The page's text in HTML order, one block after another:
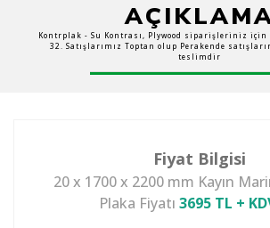
Kontrplak - Su Kontrası, Plywood siparişleriniz için
32. Satışlarımız Toptan olup Perakende
teslimdir
Fiyat Bilgisi
20 x 1700 x 2200 mm Kayın
Plaka Fiyatı 3695 TL +